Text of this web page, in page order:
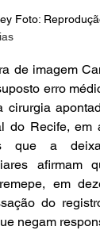
Foto:
de imagem
erro
cirurgia
do Recife,
que a
afirmam
em
do
negam